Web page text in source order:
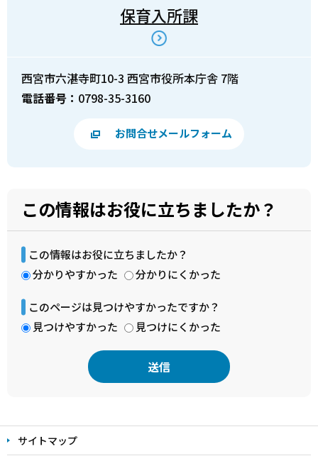
保育入所課
西宮市六湛寺町10-3 西宮市役所本庁舎 7階
電話番号： 0798-35-3160
お問合せメールフォーム
この情報はお役に立ちましたか？
この情報はお役に立ちましたか？
分かりやすかった
分かりにくかった
このページは見つけやすかったですか？
見つけやすかった
見つけにくかった
文
こ サイトマップ